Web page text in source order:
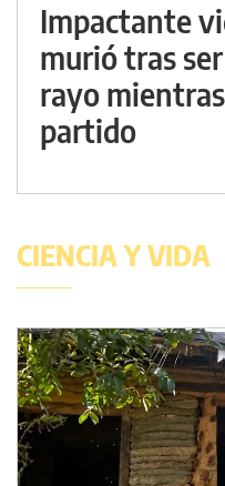
Impactante
murió tras
rayo
partido
CIENCIA Y VIDA